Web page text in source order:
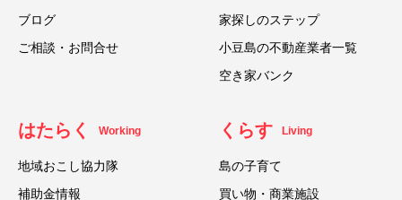
ブログ
ご相談・お問合せ
家探しのステップ
小豆島の不動産業者一覧
空き家バンク
はたらく Working
地域おこし協力隊
補助金情報
くらす Living
島の子育て
買い物・商業施設